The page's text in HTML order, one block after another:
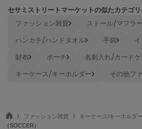
ミラオーウェン
MOIGE
MUCHA
ニューバランス
セサミストリートマーケットの似たカテゴ
ファッション雑貨
ストール/マフラ
ハンカチ/ハンドタオル
手袋
財布
ポーチ 名刺入れ/カードケ
キーケース/キーホルダー
その他フ
TO
ファッション雑貨 キーケース/キーホルダー
（SOCCER）